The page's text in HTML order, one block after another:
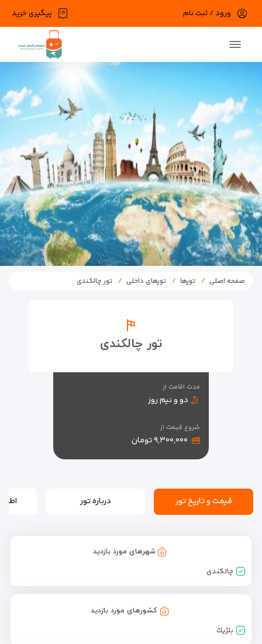
پیگیری خرید ورود / ثبت نام
صفحه اصلی تورها تورهای داخلی تور چالکندی
تور چالکندی
مدت اقامت از
دو و نیم روز
شروع قیمت از
۹,۳۰۰,۰۰۰ تومان
قیمت و تاریخ تور درباره تور
شهرهای مورد بازدید
چالکندی
کشورهای مورد بازدید
بلژيك